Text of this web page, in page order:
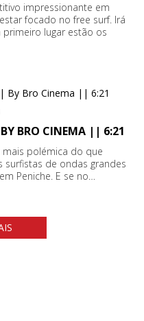
impressionante em
focado no free surf. Irá
lugar estão os
BRO CINEMA || 6:21
polémica do que
surfistas de ondas grandes
Peniche. E se no…